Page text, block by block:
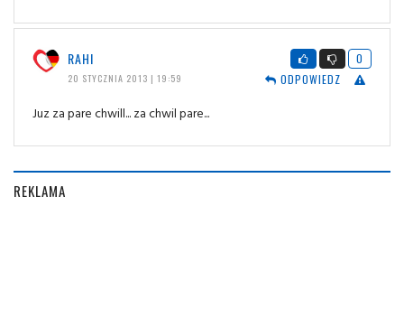
RAHI
20 STYCZNIA 2013 | 19:59
0
ODPOWIEDZ
Juz za pare chwill... za chwil pare...
REKLAMA